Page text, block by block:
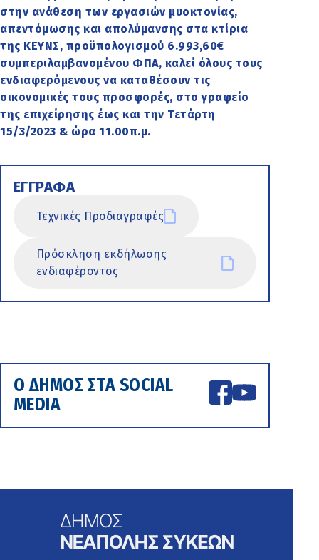
στην ανάθεση των εργασιών μυοκτονίας,
απεντόμωσης και απολύμανσης στα κτίρια
της ΚΕΥΝΣ, προϋπολογισμού 6.993,60€
συμπεριλαμβανομένου ΦΠΑ, καλεί όλους τους
ενδιαφερόμενους να καταθέσουν τις
οικονομικές τους προσφορές, στο γραφείο
της επιχείρησης έως και την Τετάρτη
15/3/2023 & ώρα 11.00π.μ.
ΕΓΓΡΑΦΑ
Τεχνικές Προδιαγραφές
Πρόσκληση εκδήλωσης
ενδιαφέροντος
Ο ΔΗΜΟΣ ΣΤΑ SOCIAL
MEDIA